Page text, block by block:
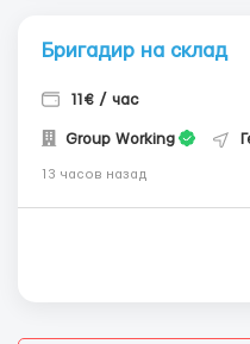
Бригадир на склад
11€ / час
Group Working
13 часов назад